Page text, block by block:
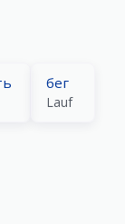
бег
Lauf